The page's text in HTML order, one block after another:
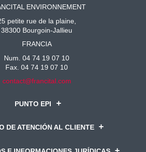
ENVIRONNEMENT
petite rue de la plaine,
38300 Bourgoin-Jallieu
FRANCIA
Num. 04 74 19 07 10
Fax. 04 74 19 07 10
contact@francital.com
PUNTO EPI
DE ATENCIÓN AL CLIENTE